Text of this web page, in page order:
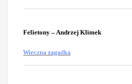
Felietony – Andrzej Klimek
Wieczna zagadka